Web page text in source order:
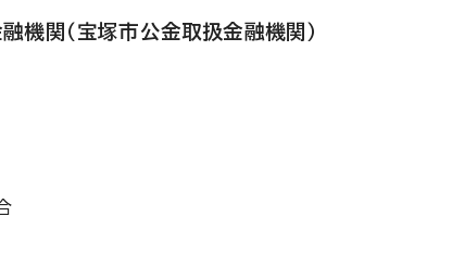
機関（宝塚市公金取扱金融機関）